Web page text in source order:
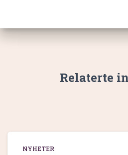
Relaterte
NYHETER